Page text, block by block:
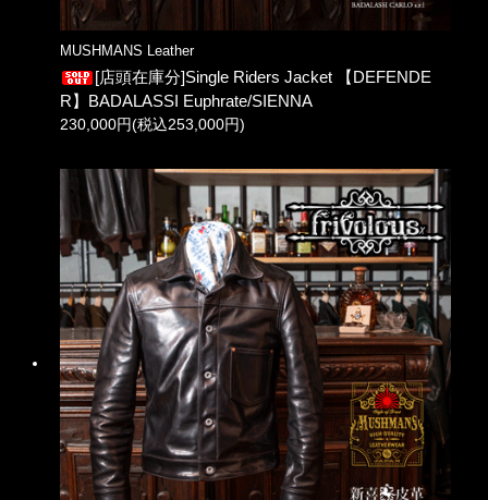
MUSHMANS Leather
[店頭在庫分]Single Riders Jacket 【DEFENDE
R】BADALASSI Euphrate/SIENNA
230,000円(税込253,000円)